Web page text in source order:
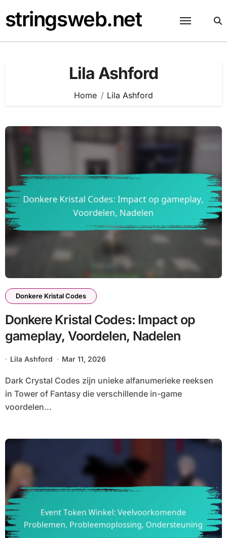
to
content
stringsweb.net
Lila Ashford
Home Lila Ashford
Donkere Kristal Codes
Donkere Kristal Codes: Impact op
gameplay, Voordelen, Nadelen
Lila Ashford Mar 11, 2026
Dark Crystal Codes zijn unieke alfanumerieke reeksen
in Tower of Fantasy die verschillende in-game
voordelen...